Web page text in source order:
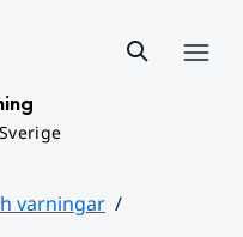
varningar